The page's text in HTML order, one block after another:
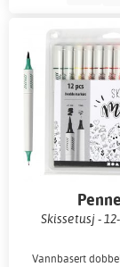
Skissetusj -
Vannbasert